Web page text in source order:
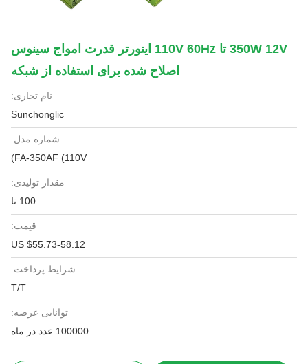
350W 12V تا 110V 60Hz اینورتر قدرت امواج سینوس
اصلاح شده برای استفاده از شبکه
نام تجاری:
Sunchonglic
شماره مدل:
FA-350AF (110V)
مقدار تولیدی:
100 تا
قیمت:
US $55.73-58.12
شرایط پرداخت:
T/T
توانایی عرضه:
100000 عدد در ماه